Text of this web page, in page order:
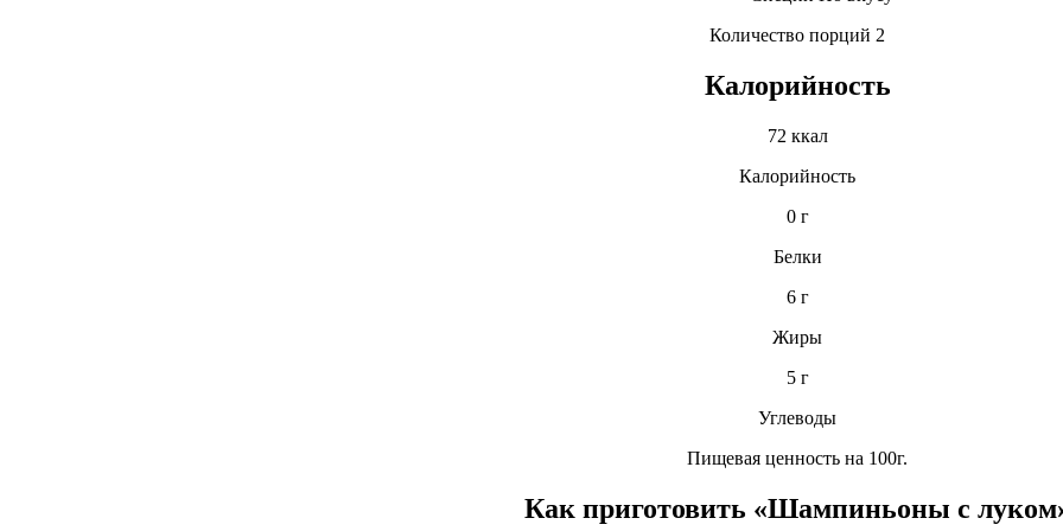
Количество порций 2
Калорийность
72 ккал
Калорийность
0 г
Белки
6 г
Жиры
5 г
Углеводы
Пищевая ценность на 100г.
Как приготовить «Шампиньоны с